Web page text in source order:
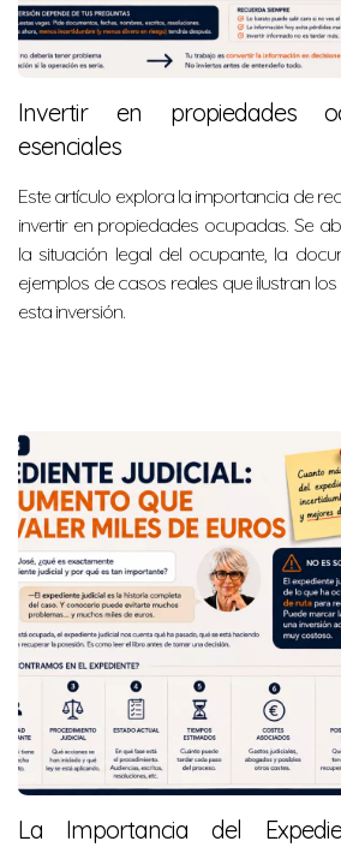
Invertir en propiedades
esenciales
Este artículo explora la importancia de
invertir en propiedades ocupadas. Se
la situación legal del ocupante, la
ejemplos de casos reales que ilustran
esta inversión.
La Importancia del